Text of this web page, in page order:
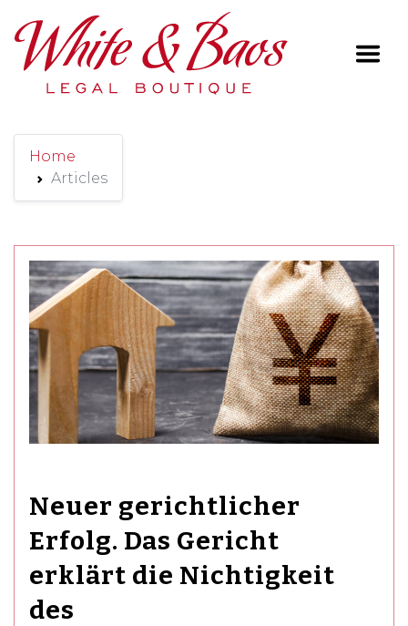
Main Navigation
Home
Articles
Neuer gerichtlicher
Erfolg. Das Gericht
erklärt die Nichtigkeit
des